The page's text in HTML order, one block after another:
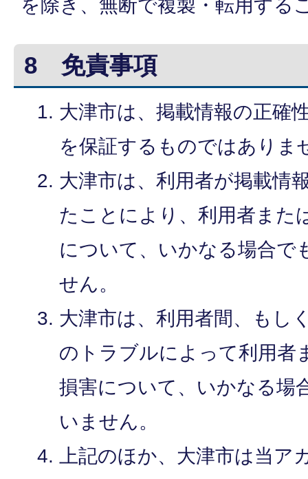
を除き、無断で複製・転用する
8 免責事項
大津市は、掲載情報の正確
を保証するものではありま
大津市は、利用者が掲載情
たことにより、利用者また
について、いかなる場合で
せん。
大津市は、利用者間、もし
のトラブルによって利用者
損害について、いかなる場
いません。
上記のほか、大津市は当ア